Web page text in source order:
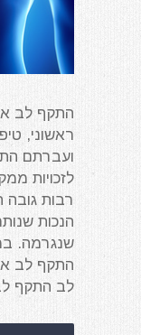
התקף לב
ראשוני,
ועברתם
לזכויות
רבות גובה
הנכות
שנגרמה.
התקף לב
לב התקף